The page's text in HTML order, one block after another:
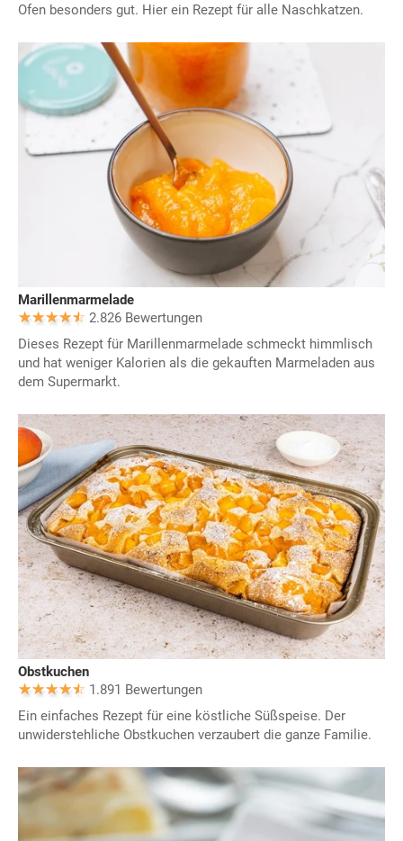
Ofen besonders gut. Hier ein Rezept für alle Naschkatzen.
Marillenmarmelade
2.826 Bewertungen
Dieses Rezept für Marillenmarmelade schmeckt himmlisch
und hat weniger Kalorien als die gekauften Marmeladen aus
dem Supermarkt.
Obstkuchen
1.891 Bewertungen
Ein einfaches Rezept für eine köstliche Süßspeise. Der
unwiderstehliche Obstkuchen verzaubert die ganze Familie.